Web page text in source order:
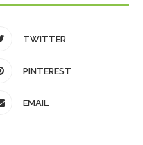
TWITTER
PINTEREST
EMAIL